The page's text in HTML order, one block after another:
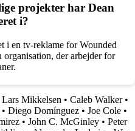
projekter har Dean
i?
i en tv-reklame for Wounded
organisation, der arbejder for
Lars Mikkelsen • Caleb Walker•
• Diego Domínguez • Joe Cole •
• John C. McGinley • Peter